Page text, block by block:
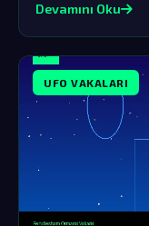
Devamını Oku
UFO VAKALARI